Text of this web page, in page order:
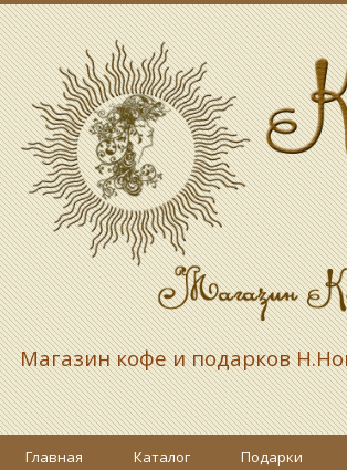
Магазин кофе и подарков
Главная Каталог Подарки